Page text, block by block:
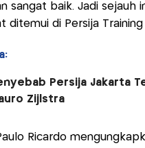
sangat baik. Jadi sejauh
ditemui di Persija Training
Persija Jakarta
Zijlstra
Ricardo